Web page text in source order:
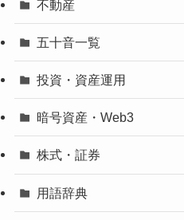
不動産
五十音一覧
投資・資産運用
暗号資産・Web3
株式・証券
用語辞典